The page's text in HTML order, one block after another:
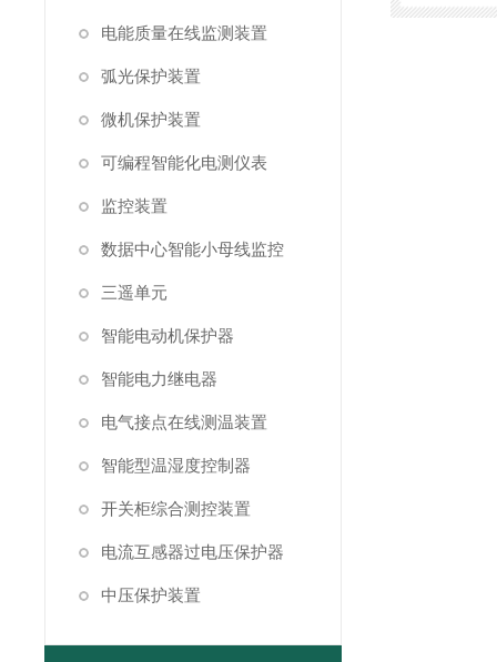
电能质量在线监测装置
弧光保护装置
微机保护装置
可编程智能化电测仪表
监控装置
数据中心智能小母线监控
三遥单元
智能电动机保护器
智能电力继电器
电气接点在线测温装置
智能型温湿度控制器
开关柜综合测控装置
电流互感器过电压保护器
中压保护装置